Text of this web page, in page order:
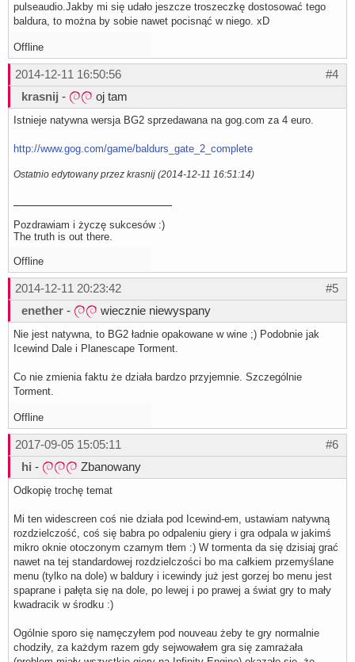
pulseaudio.Jakby mi się udało jeszcze troszeczkę dostosować tego
baldura, to można by sobie nawet pocisnąć w niego. xD
Offline
#4
2014-12-11 16:50:56
krasnij - oj tam
Istnieje natywna wersja BG2 sprzedawana na gog.com za 4 euro.
http://www.gog.com/game/baldurs_gate_2_complete
Ostatnio edytowany przez krasnij (2014-12-11 16:51:14)
Pozdrawiam i życzę sukcesów :)
The truth is out there.
Offline
#5
2014-12-11 20:23:42
enether - wiecznie niewyspany
Nie jest natywna, to BG2 ładnie opakowane w wine ;) Podobnie jak
Icewind Dale i Planescape Torment.
Co nie zmienia faktu że działa bardzo przyjemnie. Szczególnie
Torment.
Offline
#6
2017-09-05 15:05:11
hi - Zbanowany
Odkopię trochę temat
Mi ten widescreen coś nie działa pod Icewind-em, ustawiam natywną
rozdzielczość, coś się babra po odpaleniu giery i gra odpala w jakimś
mikro oknie otoczonym czarnym tłem :) W tormenta da się dzisiaj grać
nawet na tej standardowej rozdzielczości bo ma całkiem przemyślane
menu (tylko na dole) w baldury i icewindy już jest gorzej bo menu jest
spaprane i pałęta się na dole, po lewej i po prawej a świat gry to mały
kwadracik w środku :)
Ogólnie sporo się namęczyłem pod nouveau żeby te gry normalnie
chodziły, za każdym razem gdy sejwowałem gra się zamrażała